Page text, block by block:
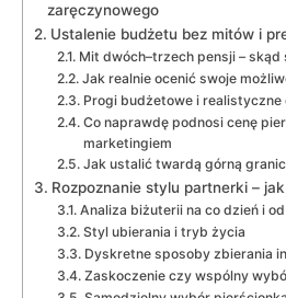
zaręczynowego
Ustalenie budżetu bez mitów i
Mit dwóch–trzech pensji – skąd
Jak realnie ocenić swoje
Progi budżetowe i realistyczne
Co naprawdę podnosi cenę
marketingiem
Jak ustalić twardą górną
Rozpoznanie stylu partnerki –
Analiza biżuterii na co dzień i
Styl ubierania i tryb życia
Dyskretne sposoby zbierania
Zaskoczenie czy wspólny